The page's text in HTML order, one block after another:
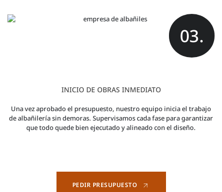
03.
INICIO DE OBRAS INMEDIATO
Una vez aprobado el presupuesto, nuestro equipo inicia el trabajo
de albañilería sin demoras. Supervisamos cada fase para garantizar
que todo quede bien ejecutado y alineado con el diseño.
PEDIR PRESUPUESTO